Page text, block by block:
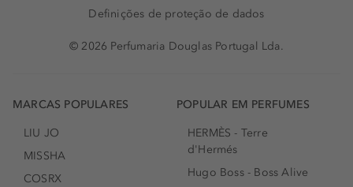
Definições de proteção de dados
© 2026 Perfumaria Douglas Portugal Lda.
MARCAS POPULARES
LIU JO
MISSHA
COSRX
POPULAR EM PERFUMES
HERMÈS - Terre
d'Hermés
Hugo Boss - Boss Alive